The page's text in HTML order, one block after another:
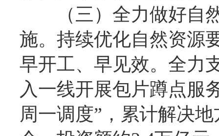
（三）全力做好自然
施。持续优化自然资源
早开工、早见效。全力
入一线开展包片蹲点服
周一调度”，累计解决